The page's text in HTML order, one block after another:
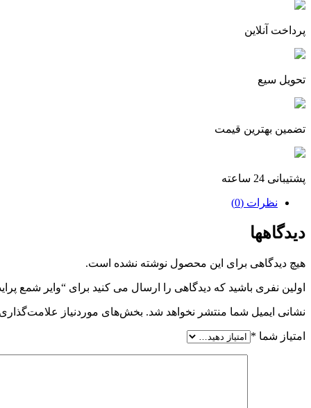
پرداخت آنلاین
تحویل سیع
تضمین بهترین قیمت
پشتیبانی 24 ساعته
نظرات (0)
دیدگاهها
هیچ دیدگاهی برای این محصول نوشته نشده است.
اولین نفری باشید که دیدگاهی را ارسال می کنید برای “وایر شمع
نشانی ایمیل شما منتشر نخواهد شد. بخش‌های موردنیاز
امتیاز شما *